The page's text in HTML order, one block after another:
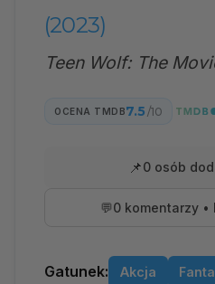
(2023)
Teen Wolf: The
OCENA TMDB7.5 /10
📌0 osób
💬0 komentarzy •
Gatunek: Akcja